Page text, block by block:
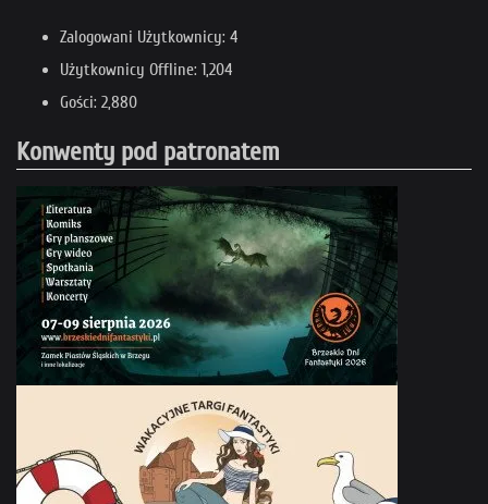
Zalogowani Użytkownicy: 4
Użytkownicy Offline: 1,204
Gości: 2,880
Konwenty pod patronatem